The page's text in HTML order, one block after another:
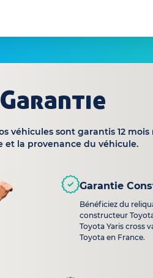
Garantie
véhicules sont garantis 12
et la provenance du véhicule.
Garantie
Bénéficiez du
constructeur
Toyota Yaris cross
Toyota en France.